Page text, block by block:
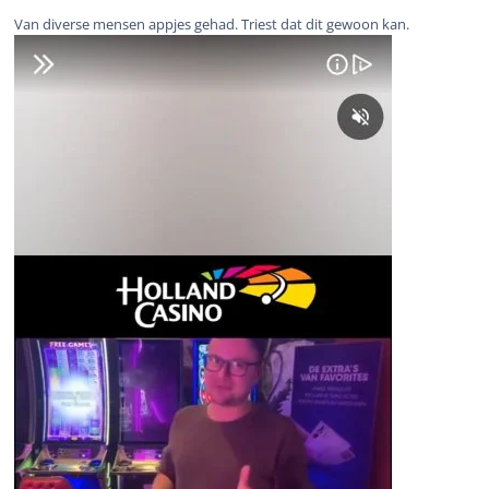
Van diverse mensen appjes gehad. Triest dat dit gewoon kan.